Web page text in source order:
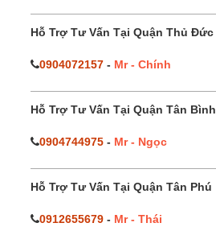
Hỗ Trợ Tư Vấn Tại Quận Thủ Đức
0904072157 - Mr - Chính
Hỗ Trợ Tư Vấn Tại Quận Tân Bình
0904744975 - Mr - Ngọc
Hỗ Trợ Tư Vấn Tại Quận Tân Phú
0912655679 - Mr - Thái